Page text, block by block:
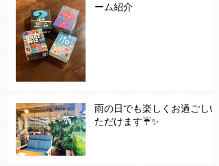
ーム紹介
雨の日でも楽しくお過ごしい
ただけます☔✨